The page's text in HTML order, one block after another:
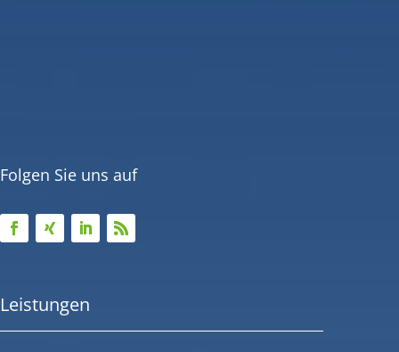
Folgen Sie uns auf
Leistungen